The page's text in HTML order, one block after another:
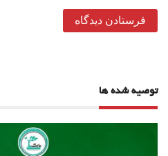
توصیه شده ها